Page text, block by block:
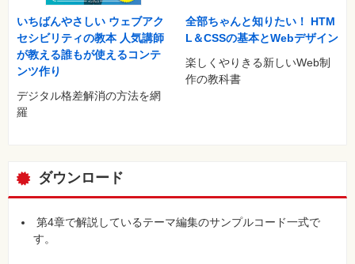
いちばんやさしい ウェブアク
セシビリティの教本 人気講師
が教える誰もが使えるコンテ
ンツ作り
デジタル格差解消の方法を網
羅
全部ちゃんと知りたい！ HTM
L＆CSSの基本とWebデザイン
楽しくやりきる新しいWeb制
作の教科書
ダウンロード
第4章で解説しているテーマ編集のサンプルコード一式で
す。